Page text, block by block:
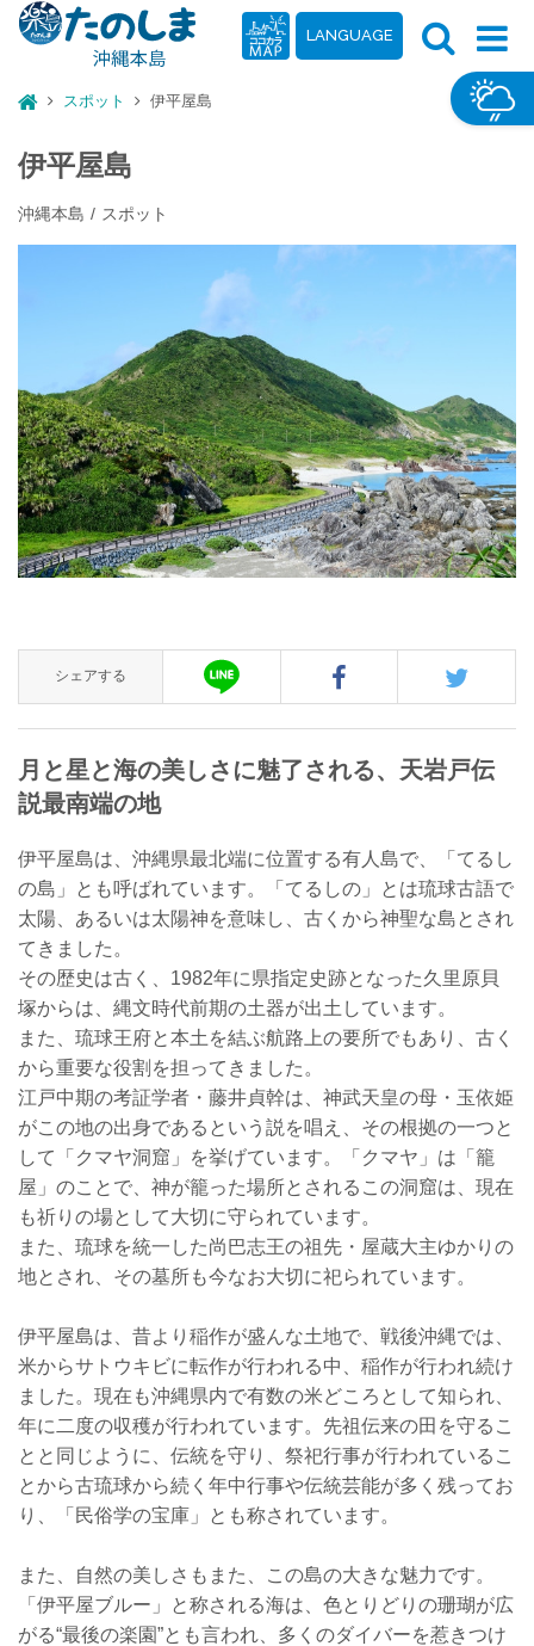
LANGUAGE
スポット 伊平屋島
伊平屋島
沖縄本島 スポット
シェアする
月と星と海の美しさに魅了される、天岩戸伝
説最南端の地
伊平屋島は、沖縄県最北端に位置する有人島で、「てるし
の島」とも呼ばれています。「てるしの」とは琉球古語で
太陽、あるいは太陽神を意味し、古くから神聖な島とされ
てきました。
その歴史は古く、1982年に県指定史跡となった久里原貝
塚からは、縄文時代前期の土器が出土しています。
また、琉球王府と本土を結ぶ航路上の要所でもあり、古く
から重要な役割を担ってきました。
江戸中期の考証学者・藤井貞幹は、神武天皇の母・玉依姫
がこの地の出身であるという説を唱え、その根拠の一つと
して「クマヤ洞窟」を挙げています。「クマヤ」は「籠
屋」のことで、神が籠った場所とされるこの洞窟は、現在
も祈りの場として大切に守られています。
また、琉球を統一した尚巴志王の祖先・屋蔵大主ゆかりの
地とされ、その墓所も今なお大切に祀られています。
伊平屋島は、昔より稲作が盛んな土地で、戦後沖縄では、
米からサトウキビに転作が行われる中、稲作が行われ続け
ました。現在も沖縄県内で有数の米どころとして知られ、
年に二度の収穫が行われています。先祖伝来の田を守るこ
とと同じように、伝統を守り、祭祀行事が行われているこ
とから古琉球から続く年中行事や伝統芸能が多く残ってお
り、「民俗学の宝庫」とも称されています。
また、自然の美しさもまた、この島の大きな魅力です。
「伊平屋ブルー」と称される海は、色とりどりの珊瑚が広
がる“最後の楽園”とも言われ、多くのダイバーを惹きつけ